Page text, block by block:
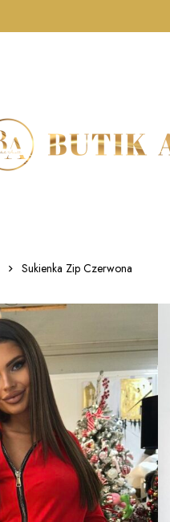
Sukienka Zip Czerwona